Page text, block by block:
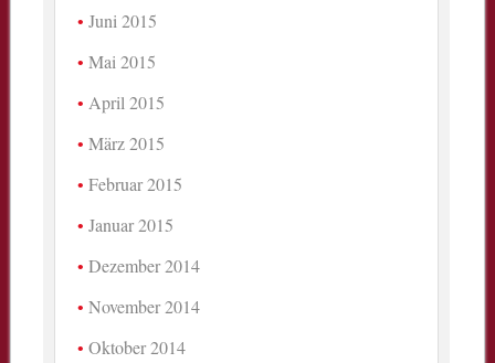
Juni 2015
Mai 2015
April 2015
März 2015
Februar 2015
Januar 2015
Dezember 2014
November 2014
Oktober 2014